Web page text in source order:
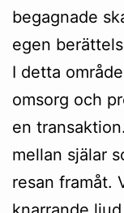
begagnade
egen
I detta
omsorg och
en
mellan själar
resan framåt.